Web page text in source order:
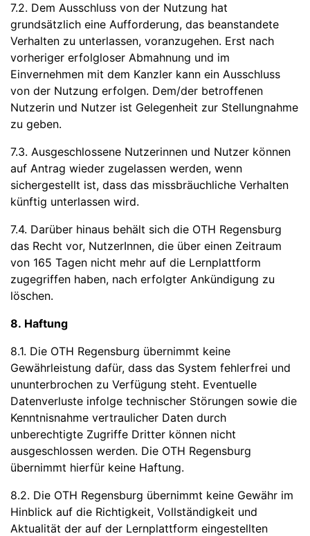
7.2. Dem Ausschluss von der Nutzung hat
grundsätzlich eine Aufforderung, das beanstandete
Verhalten zu unterlassen, voranzugehen. Erst nach
vorheriger erfolgloser Abmahnung und im
Einvernehmen mit dem Kanzler kann ein Ausschluss
von der Nutzung erfolgen. Dem/der betroffenen
Nutzerin und Nutzer ist Gelegenheit zur Stellungnahme
zu geben.
7.3. Ausgeschlossene Nutzerinnen und Nutzer können
auf Antrag wieder zugelassen werden, wenn
sichergestellt ist, dass das missbräuchliche Verhalten
künftig unterlassen wird.
7.4. Darüber hinaus behält sich die OTH Regensburg
das Recht vor, NutzerInnen, die über einen Zeitraum
von 165 Tagen nicht mehr auf die Lernplattform
zugegriffen haben, nach erfolgter Ankündigung zu
löschen.
8. Haftung
8.1. Die OTH Regensburg übernimmt keine
Gewährleistung dafür, dass das System fehlerfrei und
ununterbrochen zu Verfügung steht. Eventuelle
Datenverluste infolge technischer Störungen sowie die
Kenntnisnahme vertraulicher Daten durch
unberechtigte Zugriffe Dritter können nicht
ausgeschlossen werden. Die OTH Regensburg
übernimmt hierfür keine Haftung.
8.2. Die OTH Regensburg übernimmt keine Gewähr im
Hinblick auf die Richtigkeit, Vollständigkeit und
Aktualität der auf der Lernplattform eingestellten